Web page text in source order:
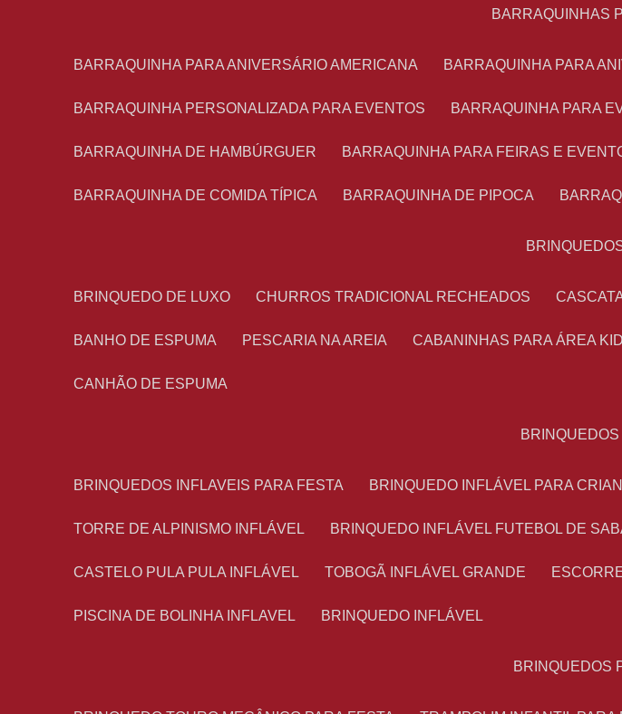
BARRAQUINHAS
BARRAQUINHA PARA ANIVERSÁRIO AMERICANA BARRAQUINHA PARA
BARRAQUINHA PERSONALIZADA PARA EVENTOS BARRAQUINHA PARA
BARRAQUINHA DE HAMBÚRGUER BARRAQUINHA PARA FEIRAS E
BARRAQUINHA DE COMIDA TÍPICA BARRAQUINHA DE PIPOCA
BRINQUEDO DE LUXO CHURROS TRADICIONAL RECHEADOS
BANHO DE ESPUMA PESCARIA NA AREIA CABANINHAS PARA ÁREA
CANHÃO DE ESPUMA
BRINQUEDOS INFLAVEIS PARA FESTA BRINQUEDO INFLÁVEL PARA
TORRE DE ALPINISMO INFLÁVEL BRINQUEDO INFLÁVEL FUTEBOL DE
CASTELO PULA PULA INFLÁVEL TOBOGÃ INFLÁVEL GRANDE
PISCINA DE BOLINHA INFLAVEL BRINQUEDO INFLÁVEL
BRINQUEDOS